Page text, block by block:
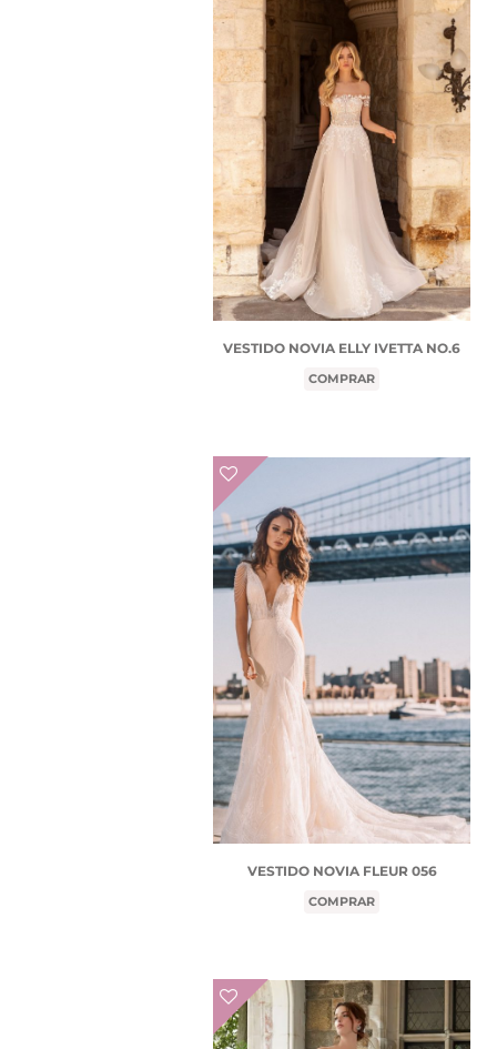
VESTIDO NOVIA ELLY IVETTA NO.6
COMPRAR
VESTIDO NOVIA FLEUR 056
COMPRAR